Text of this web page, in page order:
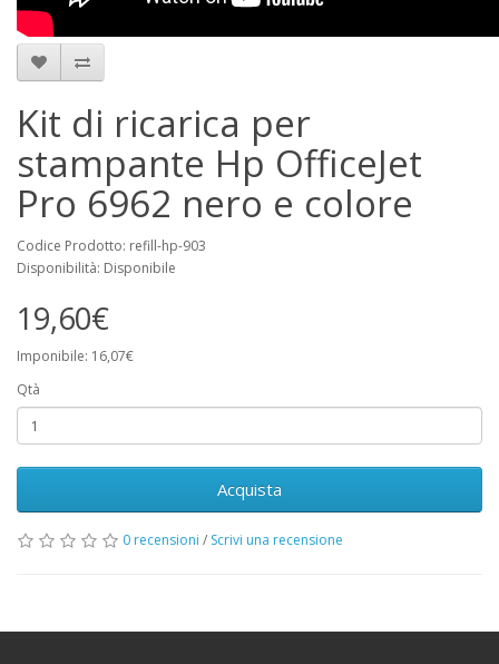
Kit di ricarica per
stampante Hp OfficeJet
Pro 6962 nero e colore
Codice Prodotto: refill-hp-903
Disponibilità: Disponibile
19,60€
Imponibile: 16,07€
Qtà
Acquista
0 recensioni / Scrivi una recensione